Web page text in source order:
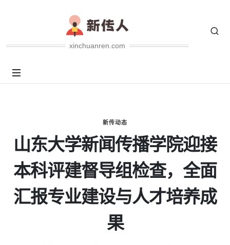
xinchuanren.com
新传动态
山东大学新闻传播学院迎接
本科评建督导组检查，全面
汇报专业建设与人才培养成
果